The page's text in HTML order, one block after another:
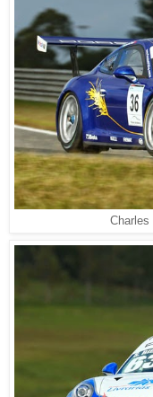
Charles